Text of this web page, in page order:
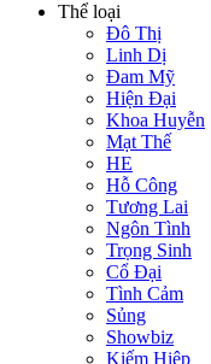
Thể loại
Đô Thị
Linh Dị
Đam Mỹ
Hiện Đại
Khoa Huyễn
Mạt Thế
HE
Hỗ Công
Tương Lai
Ngôn Tình
Trọng Sinh
Cổ Đại
Tình Cảm
Sủng
Showbiz
Kiếm Hiệp